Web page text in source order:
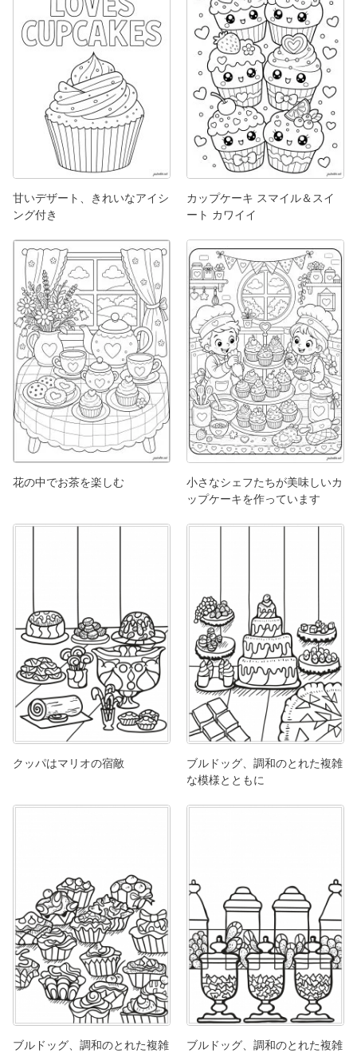
甘いデザート、きれいなアイシ
ング付き
カップケーキ スマイル＆スイ
ート カワイイ
花の中でお茶を楽しむ
小さなシェフたちが美味しいカ
ップケーキを作っています
クッパはマリオの宿敵
ブルドッグ、調和のとれた複雑
な模様とともに
ブルドッグ、調和のとれた複雑 ブルドッグ、調和のとれた複雑